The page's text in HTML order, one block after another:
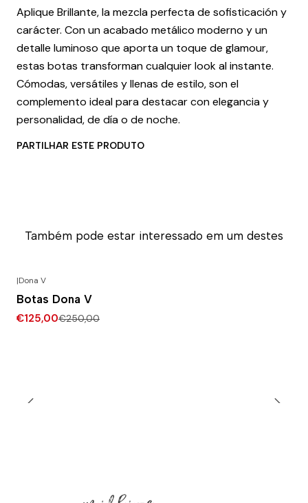
Aplique Brillante, la mezcla perfecta de sofisticación y
carácter. Con un acabado metálico moderno y un
detalle luminoso que aporta un toque de glamour,
estas botas transforman cualquier look al instante.
Cómodas, versátiles y llenas de estilo, son el
complemento ideal para destacar con elegancia y
personalidad, de día o de noche.
PARTILHAR ESTE PRODUTO
Também pode estar interessado em um destes
|Dona V
Botas Dona V
€125,00€250,00